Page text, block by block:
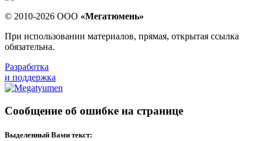
© 2010-2026 ООО «Мегатюмень»
При использовании материалов, прямая, открытая ссылка
обязательна.
Разработка
и поддержка
Сообщение об ошибке на странице
Выделенный Вами текст: